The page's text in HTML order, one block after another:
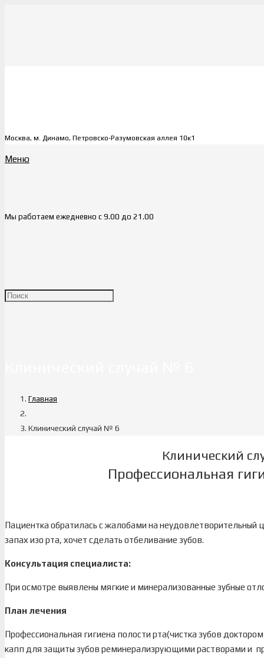
Москва, м. Динамо, Петровско-Разумовская аллея 10к1
Мы работаем ежедневно с 9.00 до 21.00
Меню
Главная
Клинический случай № 6
Клинический
Профессиональная
Пациентка обратилась с жалобами на неудовлетворительный
запах изо рта, хочет сделать отбеливание зубов.
Консультация специалиста:
При осмотре выявлены мягкие и минерализованные зубные
План лечения
Профессиональная гигиена полости рта(чистка зубов
капп для защиты зубов реминерализрующими растворами и